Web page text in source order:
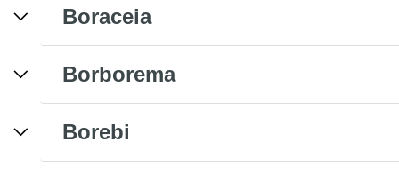
Boraceia
Borborema
Borebi